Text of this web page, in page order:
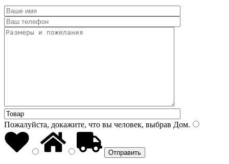
Пожалуйста, докажите, что вы человек, выбрав Дом.